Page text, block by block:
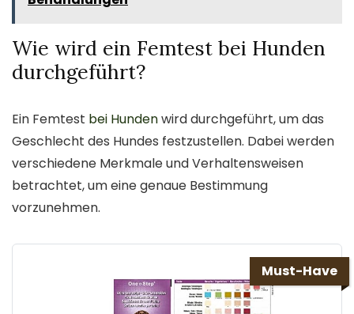
Wie wird ein Femtest bei Hunden
durchgeführt?
Ein Femtest bei Hundenwird durchgeführt, um das
Geschlecht des Hundes festzustellen. Dabei werden
verschiedene Merkmale und Verhaltensweisen
betrachtet, um eine genaue Bestimmung
vorzunehmen.
Must-Have